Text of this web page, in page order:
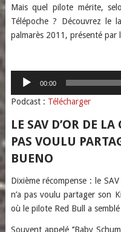
Mais quel pilote mérite,
Télépoche ? Découvrez le
palmarès 2011, présenté par
Lecteur
00:00
Podcast : Télécharger
LE SAV D’OR DE
PAS VOULU
BUENO
Dixième récompense : le
n’a pas voulu partager son
où le pilote Red Bull a
Souvent appelé ‘’Baby